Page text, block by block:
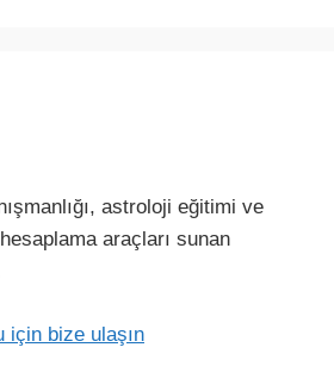
astroloji eğitimi ve
araçları sunan
için bize ulaşın